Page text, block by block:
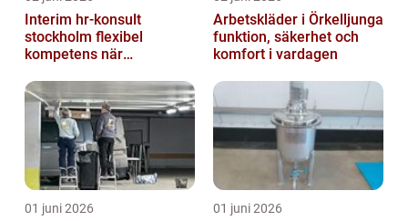
Interim hr-konsult
stockholm flexibel
kompetens när
Arbetskläder i Örkelljunga
funktion, säkerhet och
komfort i vardagen
01 juni 2026 01 juni 2026